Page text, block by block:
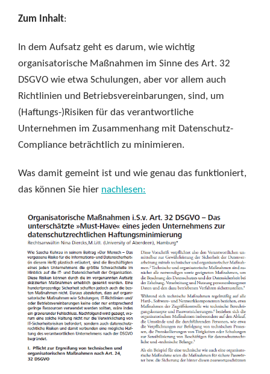
Zum Inhalt:
In dem Aufsatz geht es darum, wie wichtig
organisatorische Maßnahmen im Sinne des Art. 32
DSGVO wie etwa Schulungen, aber vor allem auch
Richtlinien und Betriebsvereinbarungen, sind, um
(Haftungs-)Risiken für das verantwortliche
Unternehmen im Zusammenhang mit Datenschutz-
Compliance beträchtlich zu minimieren.
Was damit gemeint ist und wie genau das funktioniert,
das können Sie hier nachlesen: